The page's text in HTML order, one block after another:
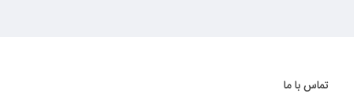
تماس با ما